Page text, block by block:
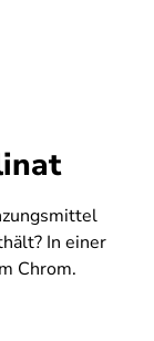
In einer
Chrom.